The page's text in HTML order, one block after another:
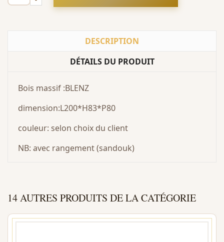
DESCRIPTION
DÉTAILS DU PRODUIT
Bois massif :BLENZ
dimension:L200*H83*P80
couleur: selon choix du client
NB: avec rangement (sandouk)
14 AUTRES PRODUITS DE LA CATÉGORIE